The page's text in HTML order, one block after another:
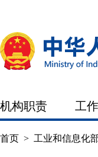
机构职责 工
首页 > 工业和信息化